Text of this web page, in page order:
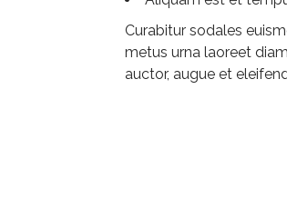
Curabitur sodales
metus urna laoreet
auctor, augue et